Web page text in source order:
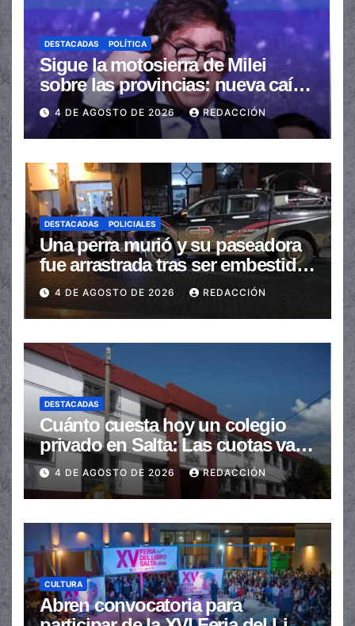
DESTACADAS POLÍTICA
Sigue la motosierra de Milei
sobre las provincias: nueva caída
de las transferencias no
automáticas
4 DE AGOSTO DE 2026 REDACCIÓN
DESTACADAS POLICIALES
Una perra murió y su paseadora
fue arrastrada tras ser embestidas
en la senda peatonal
4 DE AGOSTO DE 2026 REDACCIÓN
DESTACADAS
Cuánto cuesta hoy un colegio
privado en Salta: Las cuotas van
de $110.000 a más de $600.000
4 DE AGOSTO DE 2026 REDACCIÓN
CULTURA
Abren convocatoria para